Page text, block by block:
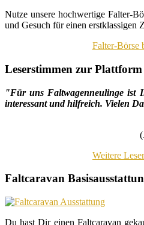
Nutze unsere hochwertige Falter-
und Gesuch für einen erstklassigen
Falter-Börse
Leserstimmen zur Plattform
"Für uns Faltwagenneulinge ist
interessant und hilfreich. Vielen
Weitere
Faltcaravan
Du hast Dir einen Faltcaravan